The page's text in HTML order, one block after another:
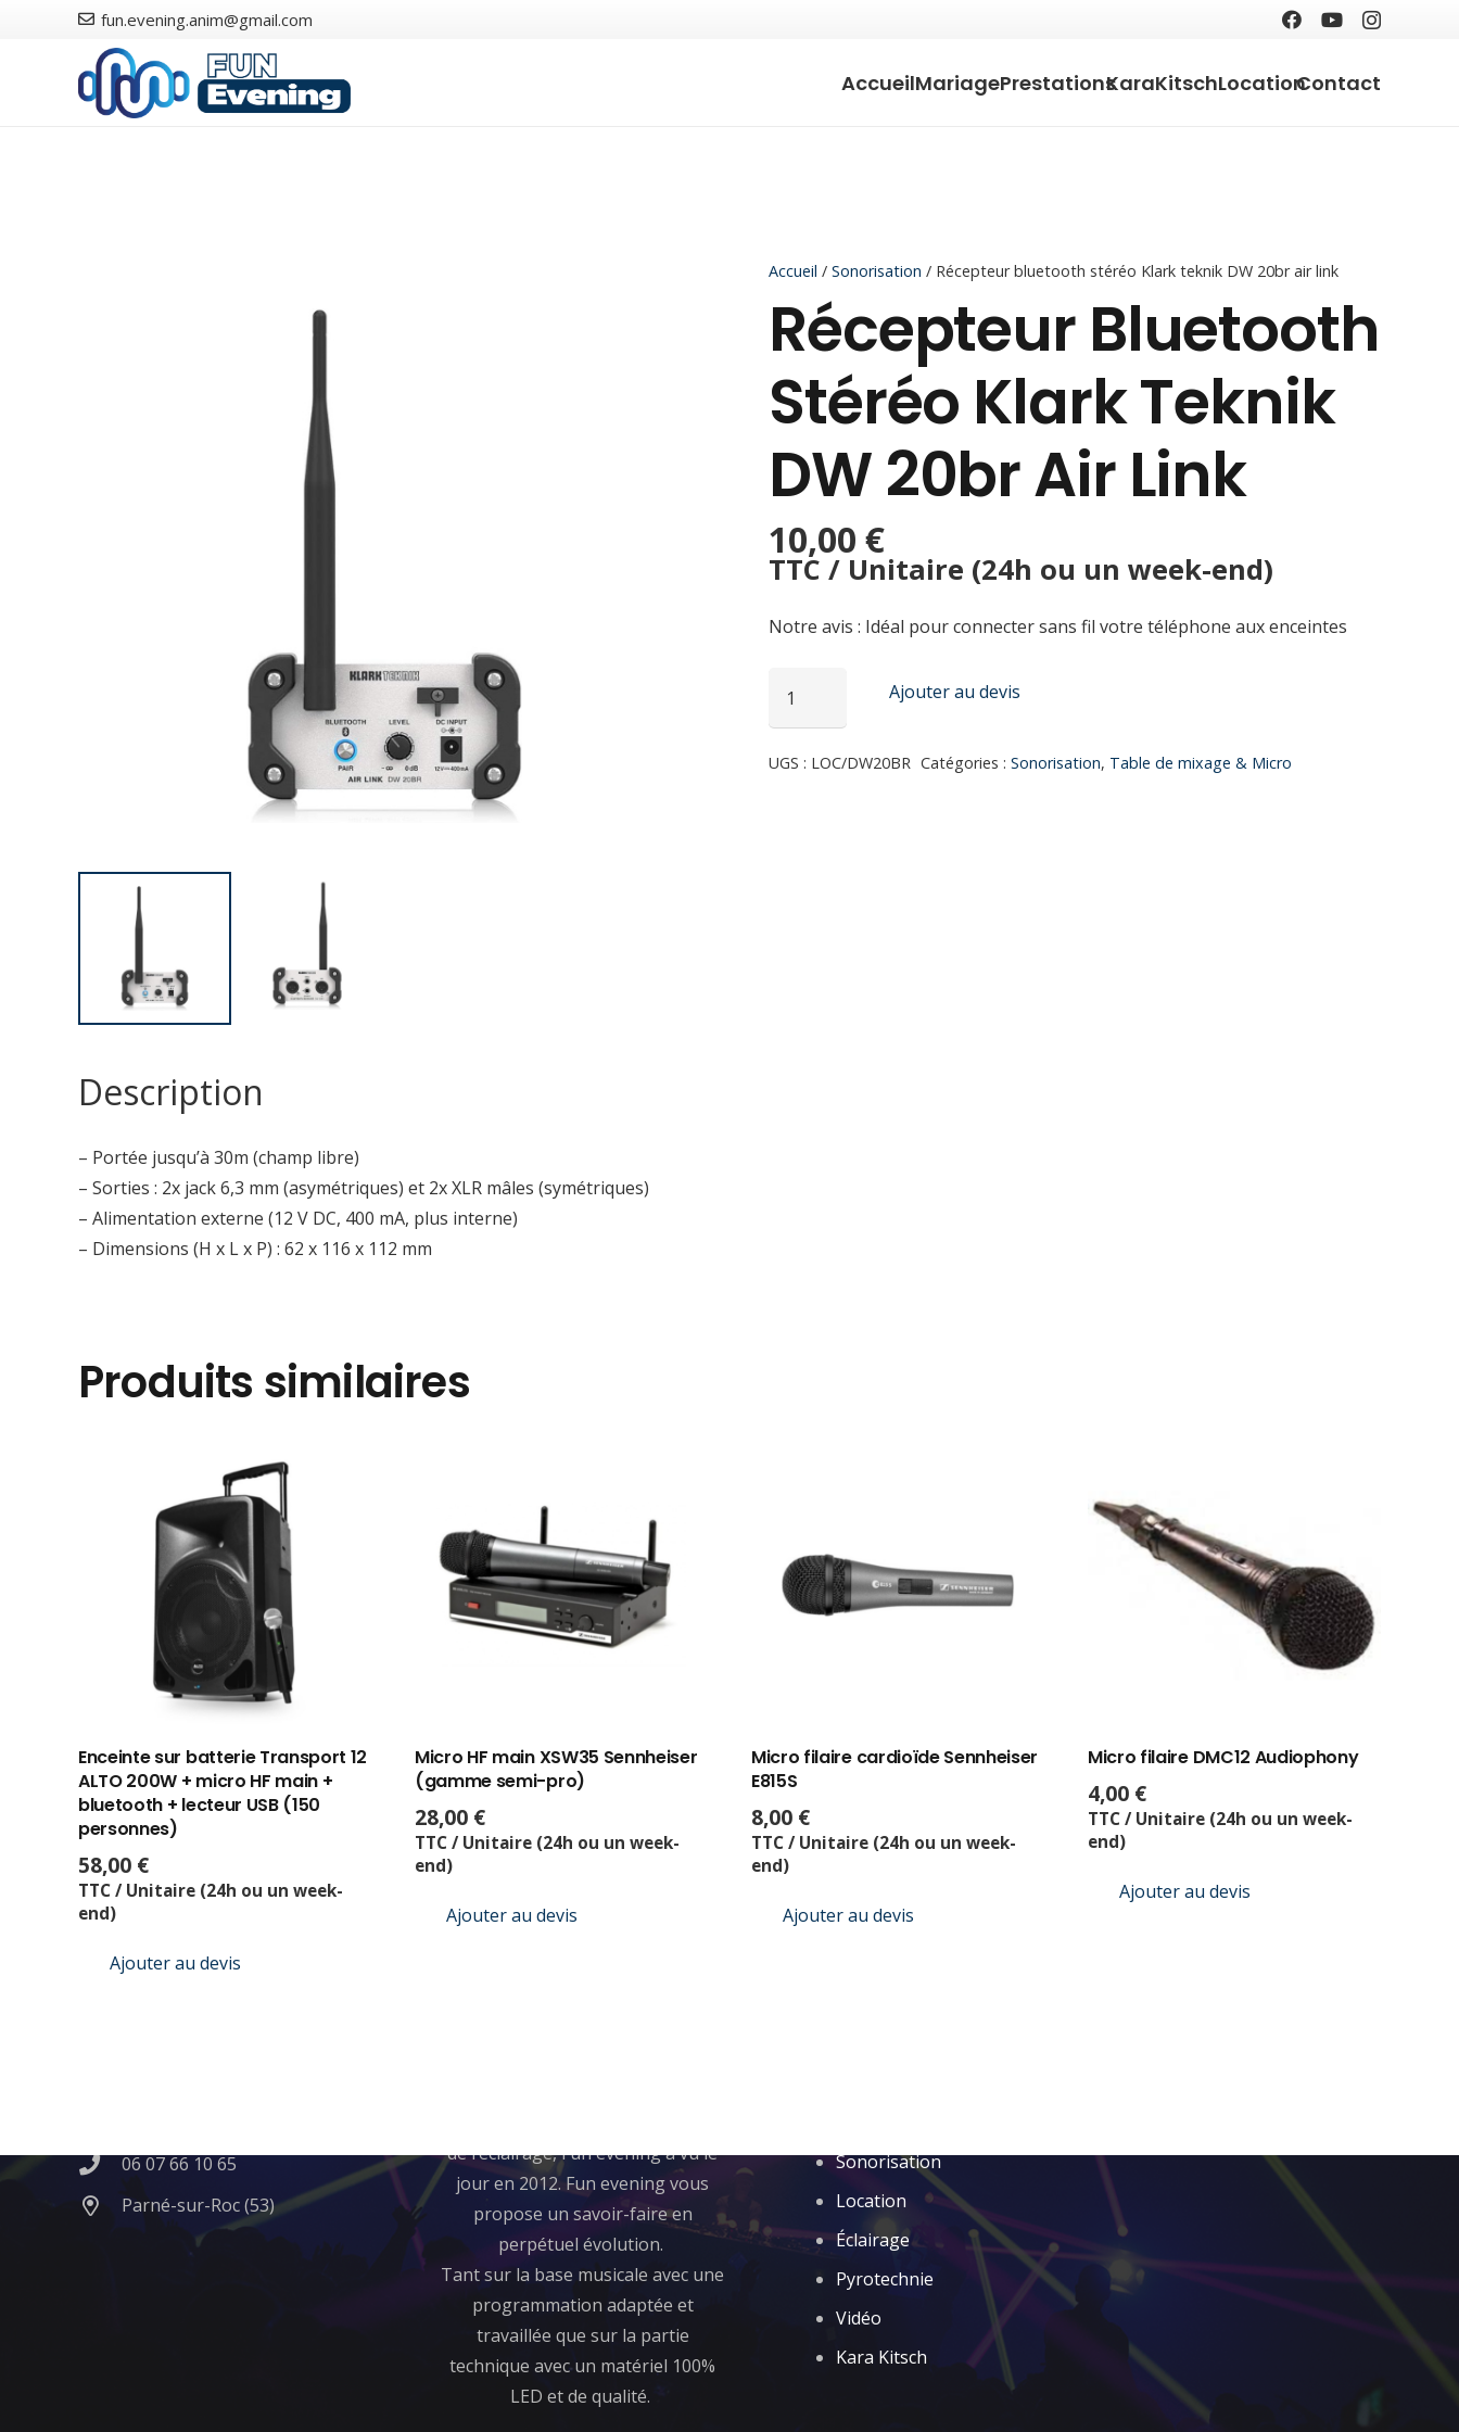
fun.evening.anim@gmail.com
AccueilMariagePrestationsKaraKitschLocationContact
Accueil / Sonorisation / Récepteur bluetooth stéréo Klark teknik DW 20br air link
Récepteur Bluetooth
Stéréo Klark Teknik
DW 20br Air Link
10,00 €
TTC / Unitaire (24h ou un week-end)
Notre avis : Idéal pour connecter sans fil votre téléphone aux enceintes
bluetooth
Ajouter au devis
UGS : LOC/DW20BR Catégories : Sonorisation, Table de mixage & Micro
Description
– Portée jusqu’à 30m (champ libre)
– Sorties : 2x jack 6,3 mm (asymétriques) et 2x XLR mâles (symétriques)
– Alimentation externe (12 V DC, 400 mA, plus interne)
– Dimensions (H x L x P) : 62 x 116 x 112 mm
Produits similaires
Enceinte sur batterie Transport 12
ALTO 200W + micro HF main +
bluetooth + lecteur USB (150
personnes)
58,00 €
TTC / Unitaire (24h ou un week-
end)
Ajouter au devis
Micro HF main XSW35 Sennheiser
(gamme semi-pro)
28,00 €
TTC / Unitaire (24h ou un week-
end)
Ajouter au devis
Micro filaire cardioïde Sennheiser
E815S
8,00 €
TTC / Unitaire (24h ou un week-
end)
Ajouter au devis
Micro filaire DMC12 Audiophony
4,00 €
TTC / Unitaire (24h ou un week-
end)
Ajouter au devis
06 07 66 10 65
Parné-sur-Roc (53)
de l’éclairage, Fun evening a vu le
jour en 2012. Fun evening vous
propose un savoir-faire en
perpétuel évolution.
Tant sur la base musicale avec une
programmation adaptée et
travaillée que sur la partie
technique avec un matériel 100%
LED et de qualité.
Sonorisation
Location
Éclairage
Pyrotechnie
Vidéo
Kara Kitsch